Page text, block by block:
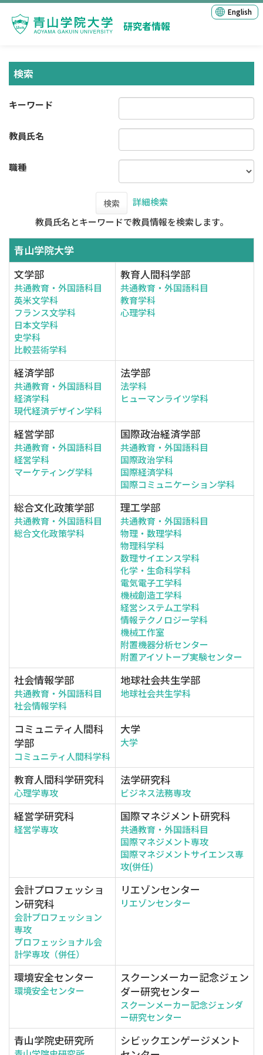
研究者情報
English
検索
キーワード
教員氏名
職種
検索
詳細検索
教員氏名とキーワードで教員情報を検索します。
青山学院大学
文学部
共通教育・外国語科目
英米文学科
フランス文学科
日本文学科
史学科
比較芸術学科
教育人間科学部
共通教育・外国語科目
教育学科
心理学科
経済学部
共通教育・外国語科目
経済学科
現代経済デザイン学科
法学部
法学科
ヒューマンライツ学科
経営学部
共通教育・外国語科目
経営学科
マーケティング学科
国際政治経済学部
共通教育・外国語科目
国際政治学科
国際経済学科
国際コミュニケーション学科
総合文化政策学部
共通教育・外国語科目
総合文化政策学科
理工学部
共通教育・外国語科目
物理・数理学科
物理科学科
数理サイエンス学科
化学・生命科学科
電気電子工学科
機械創造工学科
経営システム工学科
情報テクノロジー学科
機械工作室
附置機器分析センター
附置アイソトープ実験センター
社会情報学部
共通教育・外国語科目
社会情報学科
地球社会共生学部
地球社会共生学科
コミュニティ人間科
学部
コミュニティ人間科学科
大学
大学
教育人間科学研究科
心理学専攻
法学研究科
ビジネス法務専攻
経営学研究科
経営学専攻
国際マネジメント研究科
共通教育・外国語科目
国際マネジメント専攻
国際マネジメントサイエンス専
攻(併任)
会計プロフェッショ
ン研究科
会計プロフェッション
専攻
プロフェッショナル会
計学専攻（併任）
リエゾンセンター
リエゾンセンター
環境安全センター
環境安全センター
スクーンメーカー記念ジェン
ダー研究センター
スクーンメーカー記念ジェンダ
ー研究センター
青山学院史研究所
シビックエンゲージメント